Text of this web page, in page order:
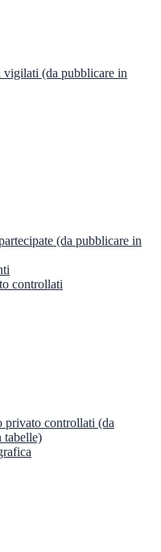
(da pubblicare in
(da pubblicare in
controllati
privato controllati (da
tabelle)